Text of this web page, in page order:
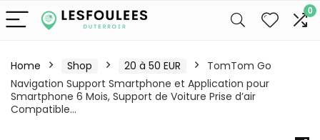
0
Home Shop 20 à 50 EUR
TomTom Go
Navigation Support Smartphone et Application pour
Smartphone 6 Mois, Support de Voiture Prise d’air
Compatible…